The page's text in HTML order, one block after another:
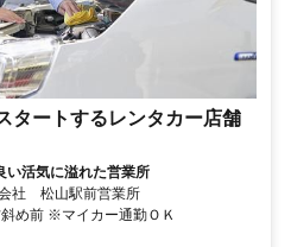
タートするレンタカー店舗
い活気に溢れた営業所
社 松山駅前営業所
め前 ※マイカー通勤ＯＫ